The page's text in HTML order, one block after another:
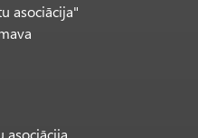
asociācija"
asociācija